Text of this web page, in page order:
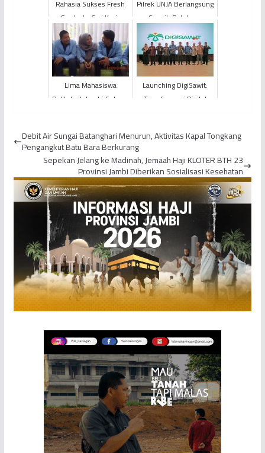
Rahasia Sukses Fresh
Graduate Cari Kerja
Tanpa Lama
Menganggur
Pilrek UNJA Berlangsung
Sengit, Petahana
Dipukul Mundur
Lima Mahasiswa
Politeknik Jambi Sukses
Launching DigiSawit:
Transformasi Digital
Berkelanjutan...
Debit Air Sungai Batanghari Menurun, Aktivitas Kapal Tongkang
Pengangkut Batu Bara Berkurang
Sepekan Jelang ke Madinah, Jemaah Haji KLOTER BTH 23
Provinsi Jambi Diberikan Sosialisasi Kesehatan